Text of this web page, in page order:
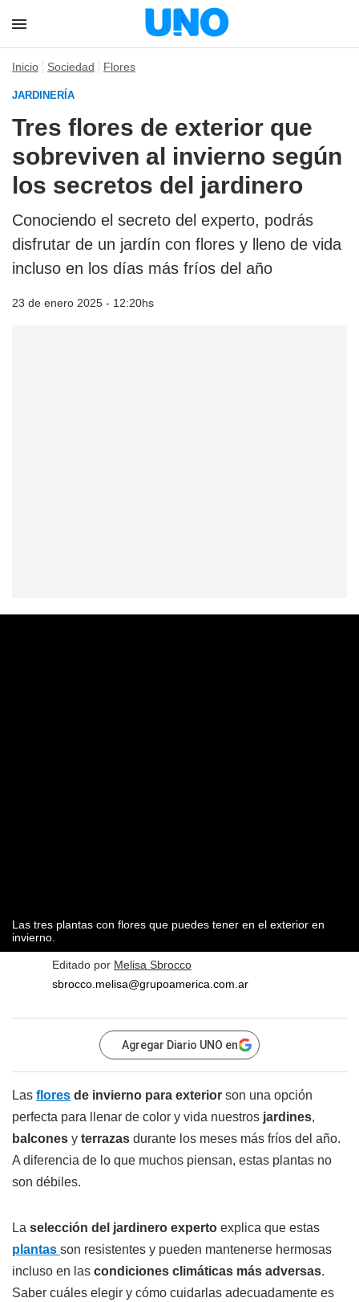
Inicio Sociedad Flores
JARDINERÍA
Tres flores de exterior que
sobreviven al invierno según
los secretos del jardinero
Conociendo el secreto del experto, podrás
disfrutar de un jardín con flores y lleno de vida
incluso en los días más fríos del año
23 de enero 2025 - 12:20hs
Las tres plantas con flores que puedes tener en el exterior en
invierno.
Editado por Melisa Sbrocco
sbrocco.melisa@grupoamerica.com.ar
Agregar Diario UNO en
Las flores de invierno para exterior son una opción
perfecta para llenar de color y vida nuestros jardines,
balcones y terrazas durante los meses más fríos del año.
A diferencia de lo que muchos piensan, estas plantas no
son débiles.
La selección del jardinero experto explica que estas
plantas son resistentes y pueden mantenerse hermosas
incluso en las condiciones climáticas más adversas.
Saber cuáles elegir y cómo cuidarlas adecuadamente es